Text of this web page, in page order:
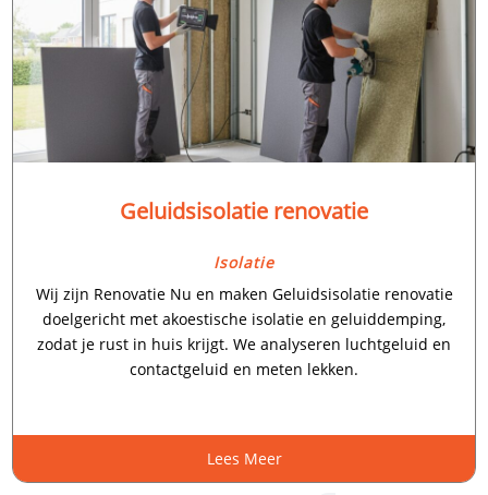
Geluidsisolatie renovatie
Isolatie
Wij zijn Renovatie Nu en maken Geluidsisolatie renovatie
doelgericht met akoestische isolatie en geluiddemping,
zodat je rust in huis krijgt.​ We analyseren luchtgeluid en
contactgeluid en meten lekken.​
Lees Meer